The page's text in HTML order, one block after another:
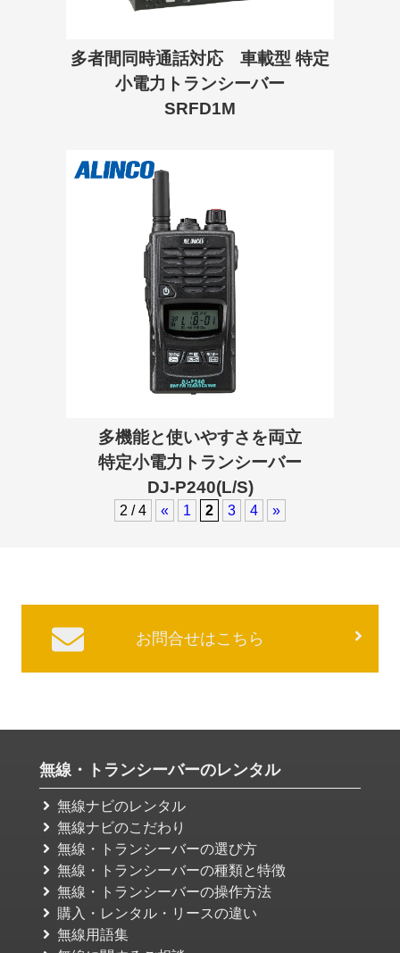
多者間同時通話対応 車載型 特定
小電力トランシーバー
SRFD1M
多機能と使いやすさを両立
特定小電力トランシーバー
DJ-P240(L/S)
2 / 4 « 1 2 3 4 »
お問合せはこちら
無線・トランシーバーのレンタル
無線ナビのレンタル
無線ナビのこだわり
無線・トランシーバーの選び方
無線・トランシーバーの種類と特徴
無線・トランシーバーの操作方法
購入・レンタル・リースの違い
無線用語集